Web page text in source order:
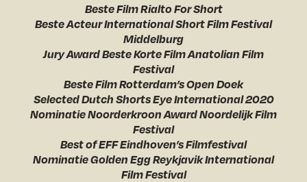
Beste Film Rialto For Short
Beste Acteur International Short Film Festival
Middelburg
Jury Award Beste Korte Film Anatolian Film
Festival
Beste Film Rotterdam’s Open Doek
Selected Dutch Shorts Eye International 2020
Nominatie Noorderkroon Award Noordelijk Film
Festival
Best of EFF Eindhoven’s Filmfestival
Nominatie Golden Egg Reykjavik International
Film Festival